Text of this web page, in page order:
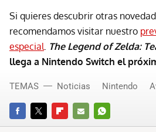
Si quieres descubrir otras
recomendamos visitar nuestro
especial The Legend of Zelda:
llega a Nintendo Switch el
FACEBOOKTWITTERFLIPBOARD
E-
WHATSAPP
TEMAS Noticias Nintendo